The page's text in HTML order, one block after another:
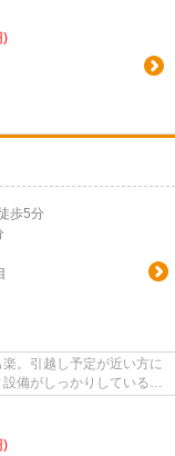
)
歩5分
。引越し予定が近い方に
備がしっかりしているマ
)